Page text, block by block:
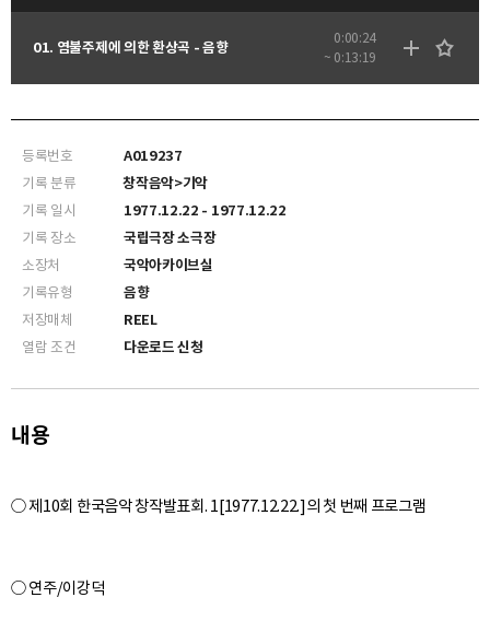
01. 염불주제에 의한 환상곡 - 음향
0:00:24
~ 0:13:19
등록번호
A019237
기록 분류
창작음악>기악
기록 일시
1977.12.22 - 1977.12.22
기록 장소
국립극장 소극장
소장처
국악아카이브실
기록유형
음향
저장매체
REEL
열람 조건
다운로드 신청
내용
○ 연주/이강덕